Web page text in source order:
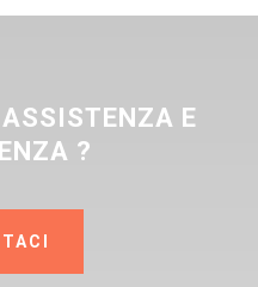
E
?